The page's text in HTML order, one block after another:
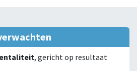
, gericht op resultaat